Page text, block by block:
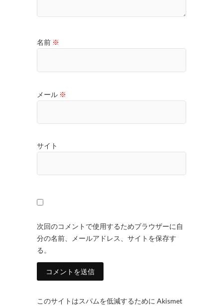
名前 ※
メール ※
サイト
次回のコメントで使用するためブラウザーに自
分の名前、メールアドレス、サイトを保存す
る。
このサイトはスパムを低減するために Akismet